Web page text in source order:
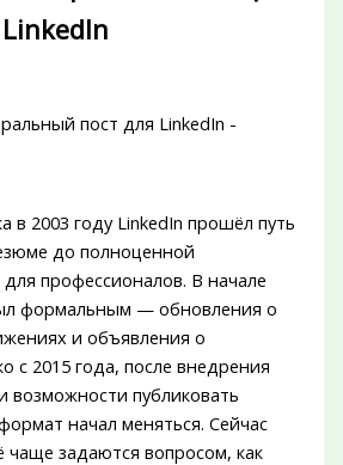
в 2003 году LinkedIn прошёл путь
до полноценной
профессионалов. В начале
формальным — обновления о
и объявления о
с 2015 года, после внедрения
возможности публиковать
начал меняться. Сейчас
чаще задаются вопросом, как